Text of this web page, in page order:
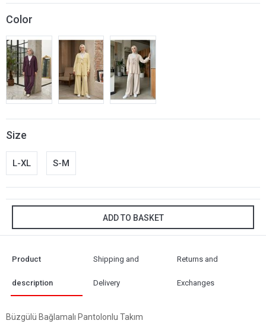
Color
Size
L-XL S-M
ADD TO BASKET
Product
description
Shipping and
Delivery
Returns and
Exchanges
Büzgülü Bağlamalı Pantolonlu Takım